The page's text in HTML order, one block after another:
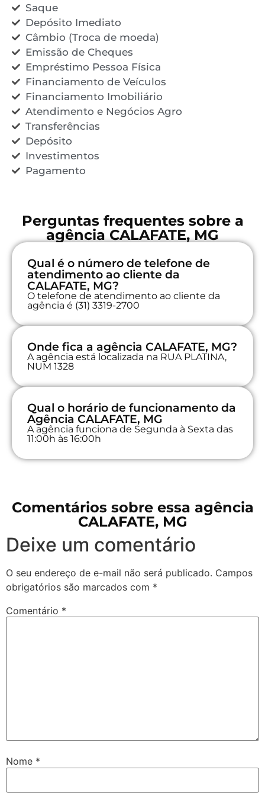
Saque
Depósito Imediato
Câmbio (Troca de moeda)
Emissão de Cheques
Empréstimo Pessoa Física
Financiamento de Veículos
Financiamento Imobiliário
Atendimento e Negócios Agro
Transferências
Depósito
Investimentos
Pagamento
Perguntas frequentes sobre a
agência CALAFATE, MG
Qual é o número de telefone de
atendimento ao cliente da
CALAFATE, MG?
O telefone de atendimento ao cliente da
agência é (31) 3319-2700
Onde fica a agência CALAFATE, MG?
A agência está localizada na RUA PLATINA,
NUM 1328
Qual o horário de funcionamento da
Agência CALAFATE, MG
A agência funciona de Segunda à Sexta das
11:00h às 16:00h
Comentários sobre essa agência
CALAFATE, MG
Deixe um comentário
O seu endereço de e-mail não será publicado. Campos
obrigatórios são marcados com *
Comentário *
Nome *